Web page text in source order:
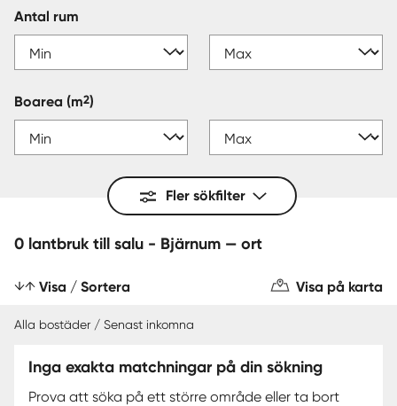
Antal rum
Boarea (m2)
Fler sökfilter
0 lantbruk till salu - Bjärnum — ort
Visa / Sortera Visa på karta
Alla bostäder / Senast inkomna
Inga exakta matchningar på din sökning
Prova att söka på ett större område eller ta bort